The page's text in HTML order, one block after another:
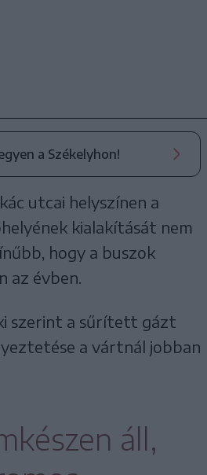
a Székelyhon!
utcai helyszínen a
kialakítását nem
hogy a buszok
az évben.
szerint a sűrített gázt
a vártnál jobban
áll,